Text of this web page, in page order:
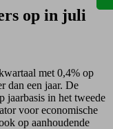
op in juli
met 0,4% op
dan een jaar. De
jaarbasis in het tweede
voor economische
op aanhoudende